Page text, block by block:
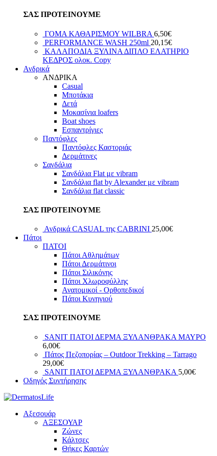
ΣΑΣ ΠΡΟΤΕΙΝΟΥΜΕ
ΓΟΜΑ ΚΑΘΑΡΙΣΜΟΥ WILBRA 6,50€
PERFORMANCE WASH 250ml 20,15€
ΚΑΛΑΠΟΔΙΑ ΞΥΛΙΝΑ ΔΙΠΛΟ ΕΛΑΤΗΡΙΟ
ΚΕΔΡΟΣ ολοκ. Copy
Ανδρικά
ΑΝΔΡΙΚΑ
Casual
Μποτάκια
Δετά
Μοκασίνια loafers
Boat shoes
Εσπαντρίγιες
Παντόφλες
Παντόφλες Καστοριάς
Δερμάτινες
Σανδάλια
Σανδάλια Flat με vibram
Σανδάλια flat by Alexander με vibram
Σανδάλια flat classic
ΣΑΣ ΠΡΟΤΕΙΝΟΥΜΕ
Ανδρικά CASUAL της CABRINI 25,00€
Πάτοι
ΠΑΤΟΙ
Πάτοι Αθλημάτων
Πάτοι Δερμάτινοι
Πάτοι Σιλικόνης
Πάτοι Χλωροφύλλης
Ανατομικοί - Ορθοπεδικοί
Πάτοι Κυνηγιού
ΣΑΣ ΠΡΟΤΕΙΝΟΥΜΕ
SANIT ΠΑΤΟΙ ΔΕΡΜΑ ΞΥΛΑΝΘΡΑΚΑ ΜΑΥΡΟ
6,00€
Πάτος Πεζοπορίας – Outdoor Trekking – Tarrago
29,00€
SANIT ΠΑΤΟΙ ΔΕΡΜΑ ΞΥΛΑΝΘΡΑΚΑ 5,00€
Οδηγός Συντήρησης
Αξεσουάρ
ΑΞΕΣΟΥΑΡ
Ζώνες
Κάλτσες
Θήκες Καρτών